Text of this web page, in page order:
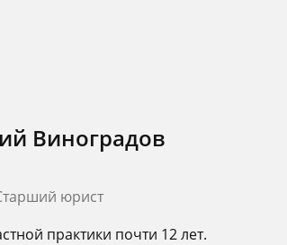
Виноградов
юрист
практики почти 12 лет.